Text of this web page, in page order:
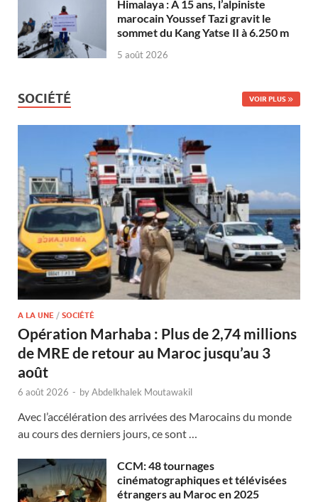
Himalaya : À 15 ans, l’alpiniste
marocain Youssef Tazi gravit le
sommet du Kang Yatse II à 6.250 m
5 août 2026
SOCIÉTÉ VOIR PLUS
A LA UNE / SOCIÉTÉ
Opération Marhaba : Plus de 2,74 millions
de MRE de retour au Maroc jusqu’au 3
août
6 août 2026 - byAbdelkhalek Moutawakil
Avec l’accélération des arrivées des Marocains du monde
au cours des derniers jours, ce sont …
CCM: 48 tournages
cinématographiques et télévisées
étrangers au Maroc en 2025